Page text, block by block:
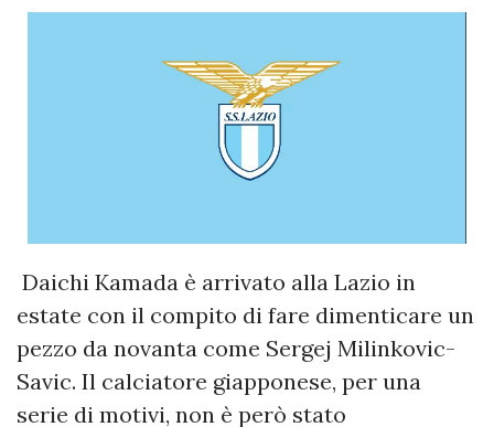
Daichi Kamada è arrivato alla Lazio in
estate con il compito di fare dimenticare un
pezzo da novanta come Sergej Milinkovic-
Savic. Il calciatore giapponese, per una
serie di motivi, non è però stato